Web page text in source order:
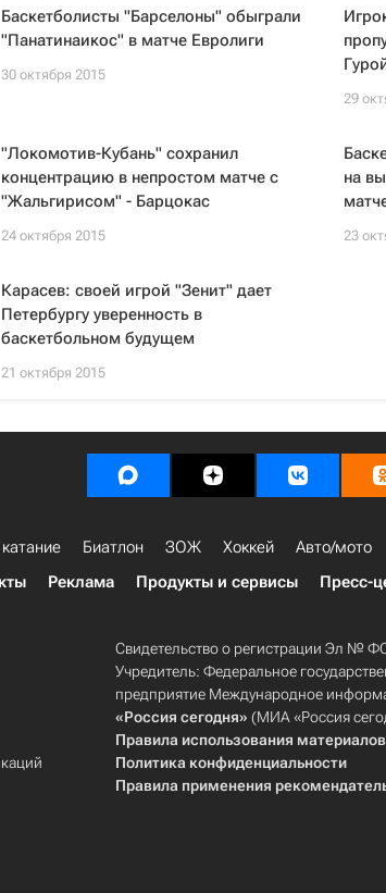
Баскетболисты "Барселоны" обыграли
"Панатинаикос" в матче Евролиги
30 октября 2015
29
"Локомотив-Кубань" сохранил
концентрацию в непростом матче с
"Жальгирисом" - Барцокас
24 октября 2015
на
23
Карасев: своей игрой "Зенит" дает
Петербургу уверенность в
баскетбольном будущем
21 октября 2015
Биатлон ЗОЖ Хоккей Авто/мото
Реклама Продукты и сервисы Пресс-
Свидетельство о регистрации Эл №
Учредитель: Федеральное
предприятие Международное
«Россия сегодня» (МИА «Россия
Правила использования материалов
Политика конфиденциальности
Правила применения